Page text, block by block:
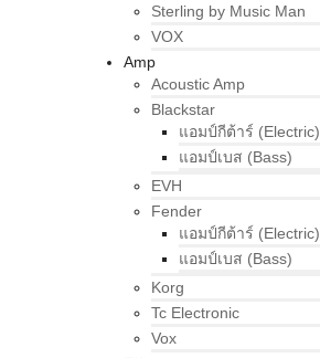
Sterling by Music Man
VOX
Amp
Acoustic Amp
Blackstar
แอมป์กีต้าร์ (Electric)
แอมป์เบส (Bass)
EVH
Fender
แอมป์กีต้าร์ (Electric)
แอมป์เบส (Bass)
Korg
Tc Electronic
Vox